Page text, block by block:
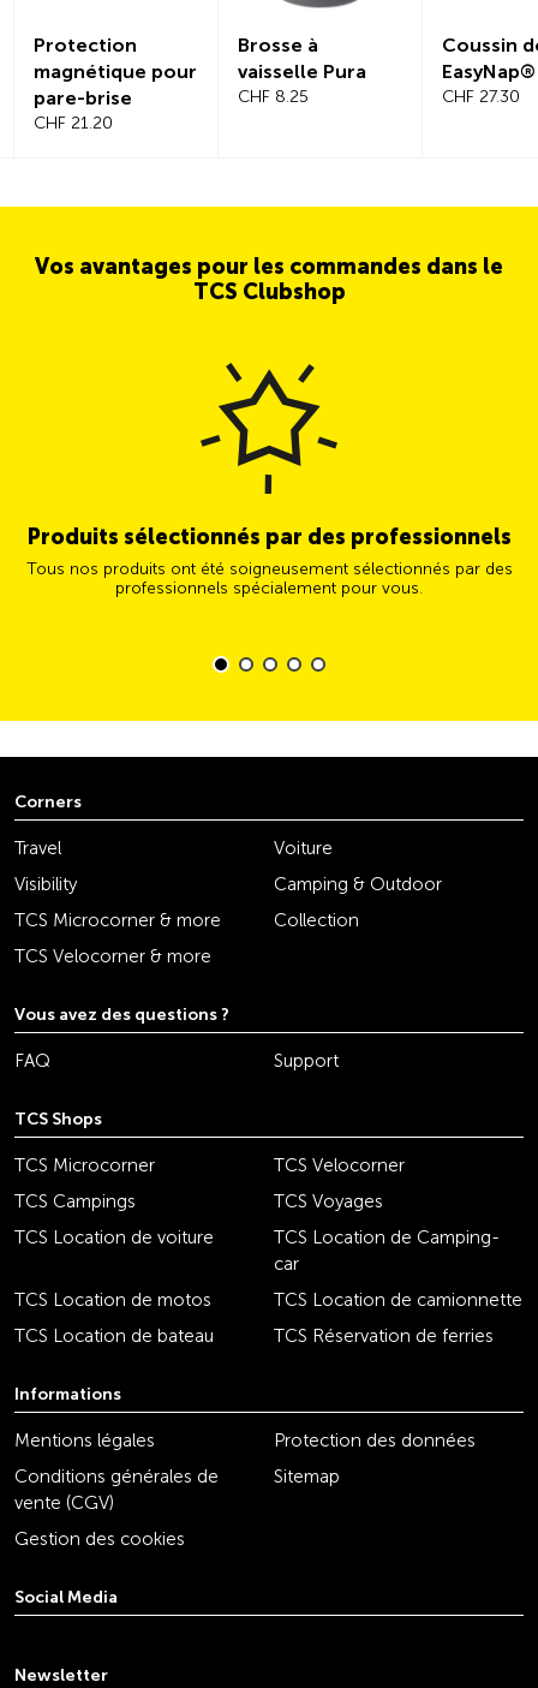
Protection
magnétique pour
pare-brise
CHF 21.20
Brosse à
vaisselle Pura
CHF 8.25
Coussin
EasyNap®
CHF 27.30
Vos avantages pour les commandes dans le
TCS Clubshop
Produits sélectionnés par des professionnels
Tous nos produits ont été soigneusement sélectionnés par des
professionnels spécialement pour vous.
Corners
Travel
Voiture
Visibility
Camping & Outdoor
TCS Microcorner & more
Collection
TCS Velocorner & more
Vous avez des questions ?
FAQ Support
TCS Shops
TCS Microcorner
TCS Velocorner
TCS Campings
TCS Voyages
TCS Location de voiture
TCS Location de Camping-
car
TCS Location de motos
TCS Location de camionnette
TCS Location de bateau
TCS Réservation de ferries
Informations
Mentions légales
Protection des données
Conditions générales de
vente (CGV)
Sitemap
Gestion des cookies
Social Media
Newsletter